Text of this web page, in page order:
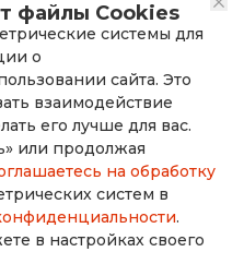
файлы Cookies
системы для
о
сайта. Это
взаимодействие
его лучше для вас.
или продолжая
на обработку
систем в
.
в настройках своего
rusdorznak@mail.ru
+7 (8452) 53-70-71